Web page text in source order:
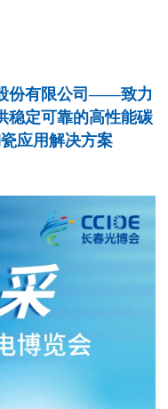
份有限公司——致力
稳定可靠的高性能碳
应用解决方案